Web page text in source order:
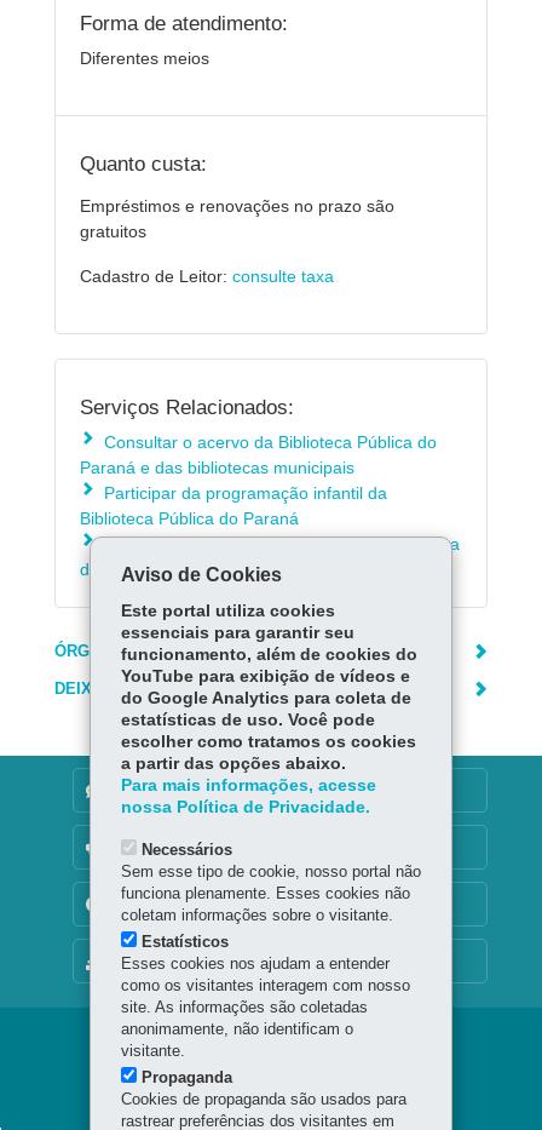
Forma de atendimento:
Diferentes meios
Quanto custa:
Empréstimos e renovações no prazo são
gratuitos
Cadastro de Leitor: consulte taxa
Serviços Relacionados:
Consultar o acervo da Biblioteca Pública do
Paraná e das bibliotecas municipais
Participar da programação infantil da
Biblioteca Pública do Paraná
Fazer Cadastro de Leitor na Biblioteca Pública
do Paraná
ÓRGÃO RESPONSÁVEL
DEIXE SUA OPINIÃO
MAPA DO SITE
DENUNCIE CORRUPÇÃO
OUVIDORIA
TRANSPARÊNCIA INSTITUCIONAL
Navegação
principal
Aviso de Cookies
Este portal utiliza cookies
essenciais para garantir seu
funcionamento, além de cookies do
YouTube para exibição de vídeos e
do Google Analytics para coleta de
estatísticas de uso. Você pode
escolher como tratamos os cookies
a partir das opções abaixo.
Para mais informações, acesse
nossa Política de Privacidade.
Necessários
Sem esse tipo de cookie, nosso portal não
funciona plenamente. Esses cookies não
coletam informações sobre o visitante.
Estatísticos
Esses cookies nos ajudam a entender
como os visitantes interagem com nosso
site. As informações são coletadas
anonimamente, não identificam o
visitante.
Propaganda
Cookies de propaganda são usados para
rastrear preferências dos visitantes em